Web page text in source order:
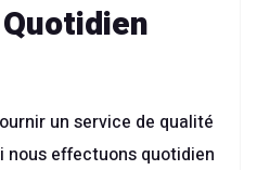
un service de qualité
nous effectuons quotidien